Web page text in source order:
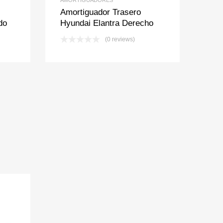
Amortiguador Trasero
Hyundai Elantra Derecho
(0 reviews)